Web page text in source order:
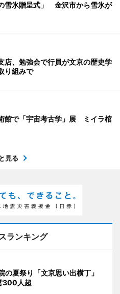
雪氷贈呈式」 金沢市から雪氷が
店、勉強会で行員が文京の歴史学
り組みで
館で「宇宙考古学」展 ミイラ棺
見る
ランキング
の夏祭り「文京思い出横丁」
人超